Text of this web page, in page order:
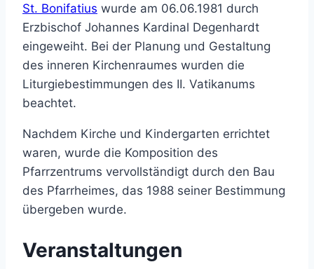
St. Bonifatius wurde am 06.06.1981 durch
Erzbischof Johannes Kardinal Degenhardt
eingeweiht. Bei der Planung und Gestaltung
des inneren Kirchenraumes wurden die
Liturgiebestimmungen des II. Vatikanums
beachtet.
Nachdem Kirche und Kindergarten errichtet
waren, wurde die Komposition des
Pfarrzentrums vervollständigt durch den Bau
des Pfarrheimes, das 1988 seiner Bestimmung
übergeben wurde.
Veranstaltungen